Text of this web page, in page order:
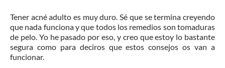
Tener acné adulto es muy duro. Sé que se termina creyendo
que nada funciona y que todos los remedios son tomaduras
de pelo. Yo he pasado por eso, y creo que estoy lo bastante
segura como para deciros que estos consejos os van a
funcionar.